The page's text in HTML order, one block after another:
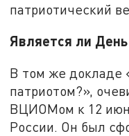
патриотический
Является ли
В том же докладе
патриотом?»,
ВЦИОМом к 12
России. Он был